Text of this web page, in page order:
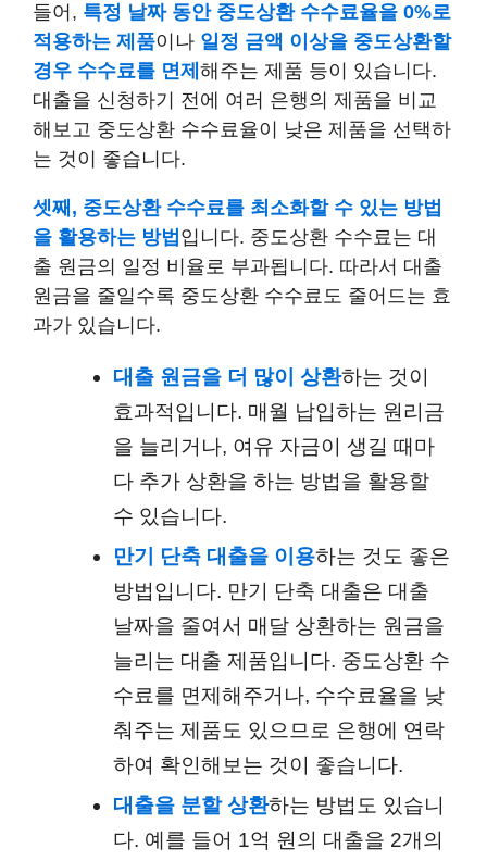
들어, 특정 날짜 동안 중도상환 수수료율을 0%로
적용하는 제품이나 일정 금액 이상을 중도상환할
경우 수수료를 면제 해주는 제품 등이 있습니다.
대출을 신청하기 전에 여러 은행의 제품을 비교
해보고 중도상환 수수료율이 낮은 제품을 선택하
는 것이 좋습니다.
셋째, 중도상환 수수료를 최소화할 수 있는 방법
을 활용하는 방법 입니다. 중도상환 수수료는 대
출 원금의 일정 비율로 부과됩니다. 따라서 대출
원금을 줄일수록 중도상환 수수료도 줄어드는 효
과가 있습니다.
대출 원금을 더 많이 상환하는 것이
효과적입니다. 매월 납입하는 원리금
을 늘리거나, 여유 자금이 생길 때마
다 추가 상환을 하는 방법을 활용할
수 있습니다.
만기 단축 대출을 이용하는 것도 좋은
방법입니다. 만기 단축 대출은 대출
날짜을 줄여서 매달 상환하는 원금을
늘리는 대출 제품입니다. 중도상환 수
수료를 면제해주거나, 수수료율을 낮
춰주는 제품도 있으므로 은행에 연락
하여 확인해보는 것이 좋습니다.
대출을 분할 상환하는 방법도 있습니
다. 예를 들어 1억 원의 대출을 2개의